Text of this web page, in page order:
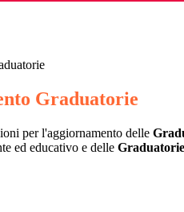
Graduatorie
per l'aggiornamento delle
ed educativo e delle